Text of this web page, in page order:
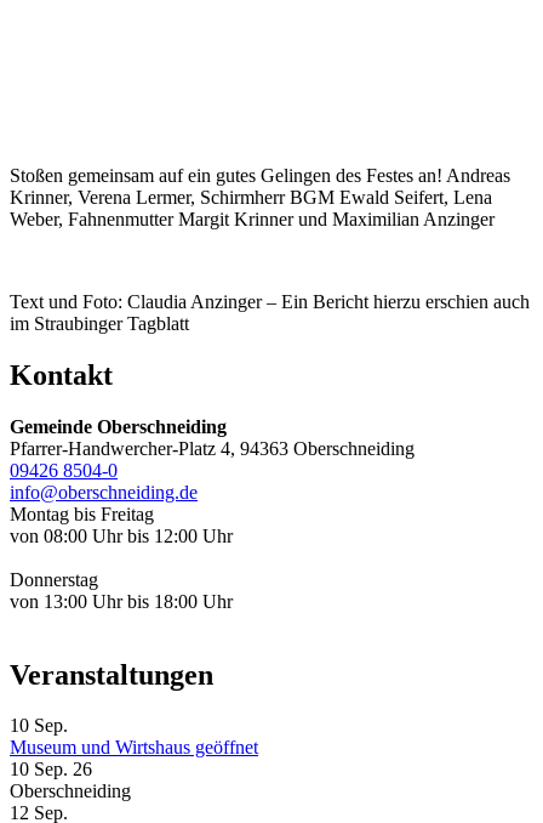
Stoßen gemeinsam auf ein gutes Gelingen des Festes an! Andreas
Krinner, Verena Lermer, Schirmherr BGM Ewald Seifert, Lena
Weber, Fahnenmutter Margit Krinner und Maximilian Anzinger
Text und Foto: Claudia Anzinger – Ein Bericht hierzu erschien auch
im Straubinger Tagblatt
Kontakt
Gemeinde Oberschneiding
Pfarrer-Handwercher-Platz 4, 94363 Oberschneiding
09426 8504-0
info@oberschneiding.de
Montag bis Freitag
von 08:00 Uhr bis 12:00 Uhr
Donnerstag
von 13:00 Uhr bis 18:00 Uhr
Veranstaltungen
10 Sep.
Museum und Wirtshaus geöffnet
10 Sep. 26
Oberschneiding
12 Sep.